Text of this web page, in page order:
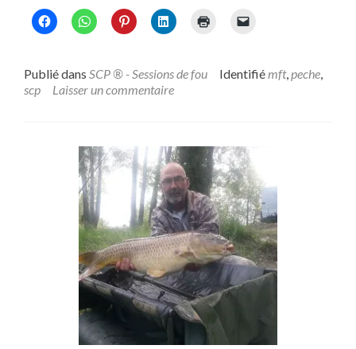
Publié dans SCP ® - Sessions de fou Identifiémft,peche,
scp
Laisser un commentaire